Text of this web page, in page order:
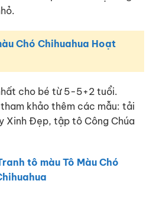
Chó Chihuahua Hoạt
cho bé từ 5-5+2 tuổi.
khảo thêm các mẫu: tải
Xinh Đẹp, tập tô Công Chúa
tô màu Tô Màu Chó